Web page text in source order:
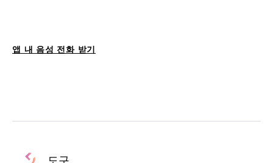
앱 내 음성 전화 받기